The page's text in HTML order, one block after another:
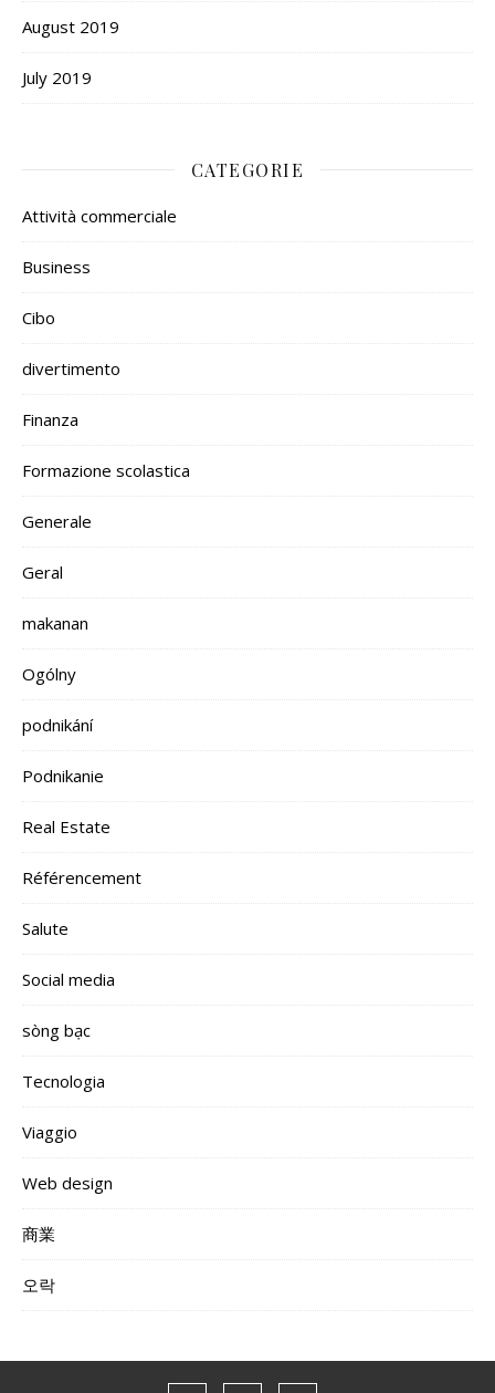
August 2019
July 2019
CATEGORIE
Attività commerciale
Business
Cibo
divertimento
Finanza
Formazione scolastica
Generale
Geral
makanan
Ogólny
podnikání
Podnikanie
Real Estate
Référencement
Salute
Social media
sòng bạc
Tecnologia
Viaggio
Web design
商業
오락